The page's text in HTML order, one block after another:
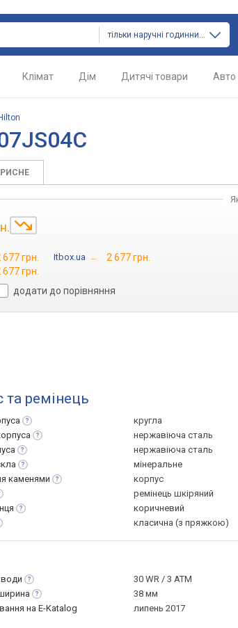
тільки наручні годинники
Клімат Дім Дитячі товари Авто
677 грн. Itbox.ua → 2 677 грн.
677 грн.
додати до порівняння
та ремінець
кругла
нержавіюча сталь
нержавіюча сталь
мінеральне
каменями
корпус
ремінець шкіряний
коричневий
класична (з пряжкою)
води
30 WR / 3 ATM
38 мм
на E-Katalog
липень 2017